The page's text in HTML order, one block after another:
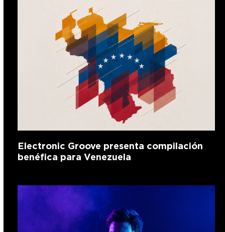
Electronic Groove presenta compilación
benéfica para Venezuela